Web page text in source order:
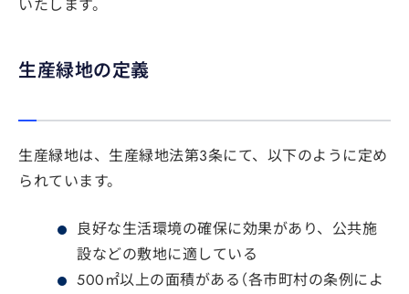
いたします。
生産緑地の定義
生産緑地は、生産緑地法第3条にて、以下のように定め
られています。
良好な生活環境の確保に効果があり、公共施
設などの敷地に適している
500㎡以上の面積がある（各市町村の条例によ